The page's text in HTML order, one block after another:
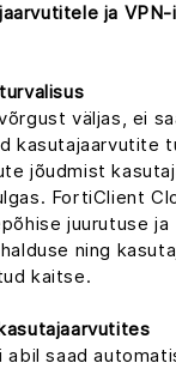
ja
väljas, ei
kasutajaarvutite
jõudmist
FortiClient
juurutuse ja
ning
kaitse.
abil saad